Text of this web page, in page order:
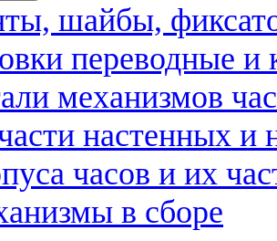
шайбы,
переводные и
механизмов
настенных и
часов и их
в сборе